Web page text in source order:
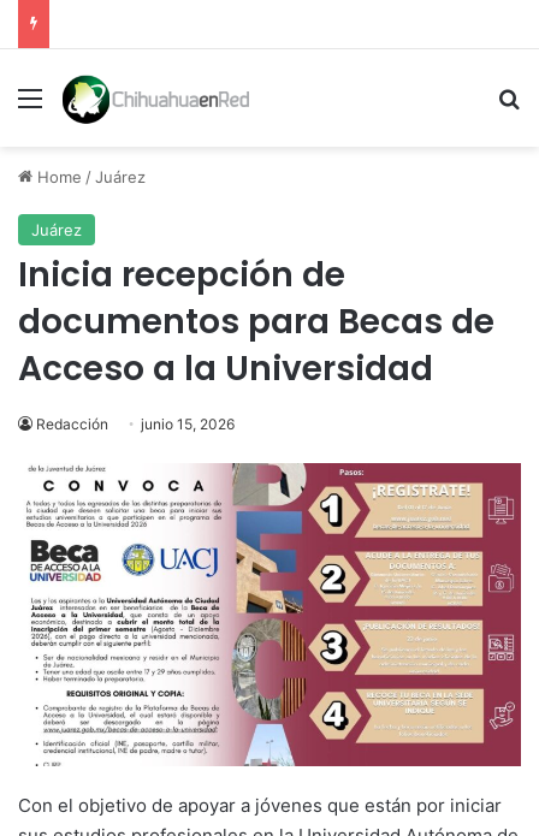
Menu
Home /Juárez
Juárez
Inicia recepción de
documentos para Becas de
Acceso a la Universidad
Redacción junio 15, 2026
Con el objetivo de apoyar a jóvenes que están por iniciar